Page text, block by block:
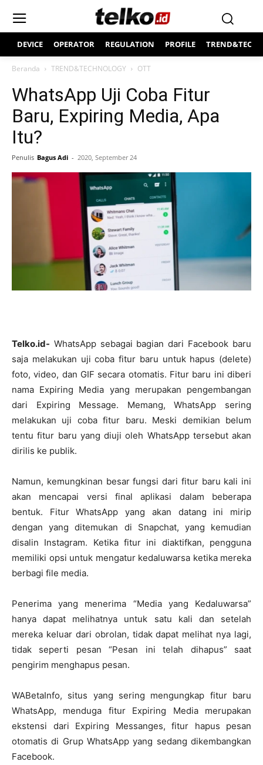
DEVICE OPERATOR REGULATION PROFILE
Beranda TREND&TECHNOLOGY OTT
WhatsApp Uji Coba Fitur
Baru, Expiring Media, Apa
Itu?
Penulis Bagus Adi - 2020, September 24
Telko.id- WhatsApp sebagai bagian dari Facebook baru
saja melakukan uji coba fitur baru untuk hapus (delete)
foto, video, dan GIF secara otomatis. Fitur baru ini diberi
nama Expiring Media yang merupakan pengembangan
dari Expiring Message. Memang, WhatsApp sering
melakukan uji coba fitur baru. Meski demikian belum
tentu fitur baru yang diuji oleh WhatsApp tersebut akan
dirilis ke publik.
Namun, kemungkinan besar fungsi dari fitur baru kali ini
akan mencapai versi final aplikasi dalam beberapa
bentuk. Fitur WhatsApp yang akan datang ini mirip
dengan yang ditemukan di Snapchat, yang kemudian
disalin Instagram. Ketika fitur ini diaktifkan, pengguna
memiliki opsi untuk mengatur kedaluwarsa ketika mereka
berbagi file media.
Penerima yang menerima “Media yang Kedaluwarsa”
hanya dapat melihatnya untuk satu kali dan setelah
mereka keluar dari obrolan, tidak dapat melihat nya lagi,
tidak seperti pesan “Pesan ini telah dihapus” saat
pengirim menghapus pesan.
WABetaInfo, situs yang sering mengungkap fitur baru
WhatsApp, menduga fitur Expiring Media merupakan
ekstensi dari Expiring Messanges, fitur hapus pesan
otomatis di Grup WhatsApp yang sedang dikembangkan
Facebook.